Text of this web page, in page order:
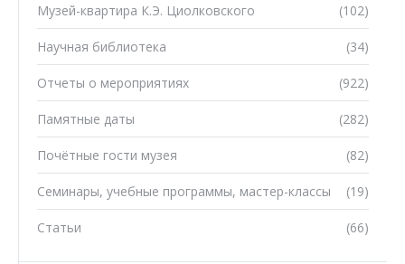
(102)
Музей-квартира К.Э. Циолковского
(34)
Научная библиотека
(922)
Отчеты о мероприятиях
(282)
Памятные даты
(82)
Почётные гости музея
(19)
Семинары, учебные программы, мастер-классы
(66)
Статьи